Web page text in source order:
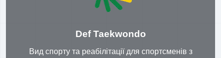
Def Taekwondo
Вид спорту та реабілітації для спортсменів з